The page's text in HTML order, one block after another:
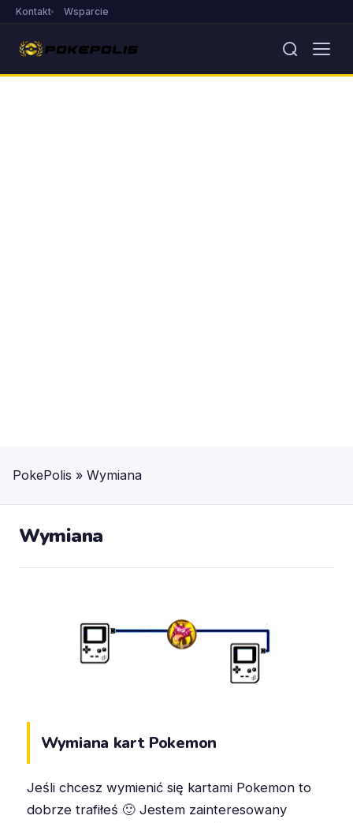
Kontakt Wsparcie
PokePolis » Wymiana
Wymiana
Wymiana kart Pokemon
Jeśli chcesz wymienić się kartami Pokemon to
dobrze trafiłeś 🙂 Jestem zainteresowany